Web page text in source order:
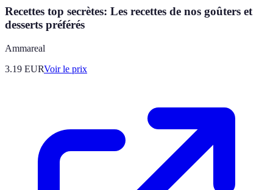
Recettes top secrètes: Les recettes de nos goûters et
desserts préférés
Ammareal
3.19 EURVoir le prix